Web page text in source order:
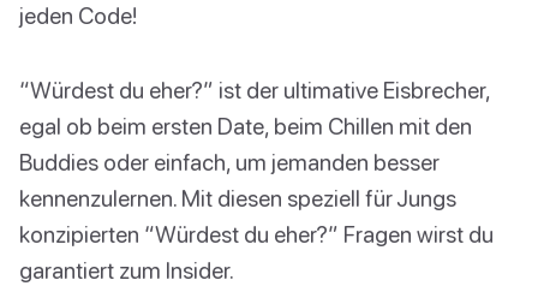
jeden Code!
“Würdest du eher?” ist der ultimative Eisbrecher,
egal ob beim ersten Date, beim Chillen mit den
Buddies oder einfach, um jemanden besser
kennenzulernen. Mit diesen speziell für Jungs
konzipierten “Würdest du eher?” Fragen wirst du
garantiert zum Insider.